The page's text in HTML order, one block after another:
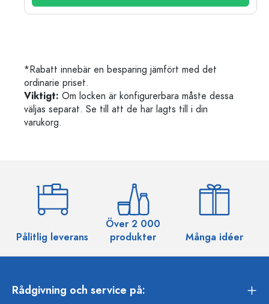
*Rabatt innebär en besparing jämfört med det
ordinarie priset.
Viktigt: Om locken är konfigurerbara måste dessa
väljas separat. Se till att de har lagts till i din
varukorg.
Pålitlig leverans
Över 2 000
produkter
Många idéer
Rådgivning och service på: